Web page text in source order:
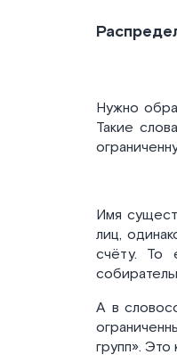
Нужно
Такие
Имя
лиц,
счёту. То
А в
групп».